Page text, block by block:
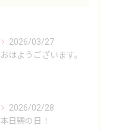
2026/03/27
おはようございます。
2026/02/28
本日鶏の日！